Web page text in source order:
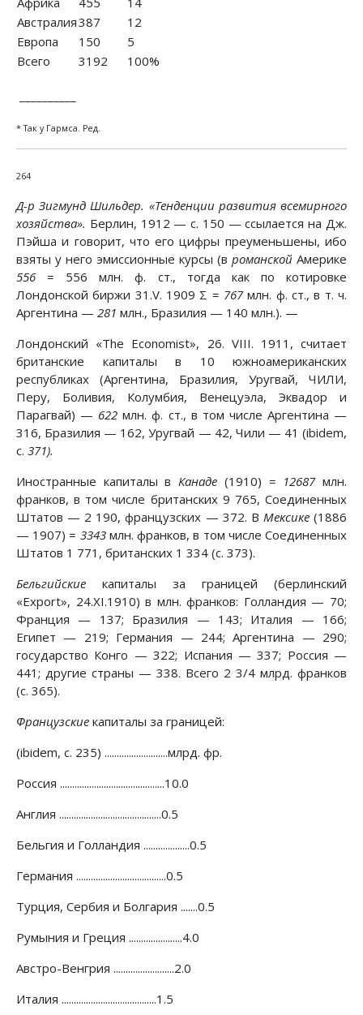
Австралия387
12
Европа
150
5
Всего
3192 100%
* Так у Гармса. Ред.
264
Д-р Зигмунд Шильдер. «Тенденции развития всемирного
хозяйства». Берлин, 1912 — с. 150 — ссылается на Дж.
Пэйша и говорит, что его цифры преуменьшены, ибо
взяты у него эмиссионные курсы (в романской Америке
556 = 556 млн. ф. ст., тогда как по котировке
Лондонской биржи 31.V. 1909 Σ = 767млн. ф. ст., в т. ч.
Аргентина — 281 млн., Бразилия — 140 млн.). —
Лондонский «The Economist», 26. VIII. 1911, считает
британские капиталы в 10 южноамериканских
республиках (Аргентина, Бразилия, Уругвай, ЧИЛИ,
Перу, Боливия, Колумбия, Венецуэла, Эквадор и
Парагвай) — 622 млн. ф. ст., в том числе Аргентина —
316, Бразилия — 162, Уругвай — 42, Чили — 41 (ibidem,
с. 371).
Иностранные капиталы в Канаде (1910) = 12687млн.
франков, в том числе британских 9 765, Соединенных
Штатов — 2 190, французских — 372. В Мексике(1886
— 1907) = 3343млн. франков, в том числе Соединенных
Штатов 1 771, британских 1 334 (с. 373).
Бельгийские капиталы за границей (берлинский
«Export», 24.XI.1910) в млн. франков: Голландия — 70;
Франция — 137; Бразилия — 143; Италия — 166;
Египет — 219; Германия — 244; Аргентина — 290;
государство Конго — 322; Испания — 337; Россия —
441; другие страны — 338. Всего 2 3/4 млрд. франков
(с. 365).
Французские капиталы за границей:
(ibidem, с. 235) ..........................млрд. фр.
Россия ...........................................10.0
Англия ..........................................0.5
Бельгия и Голландия ...................0.5
Германия .....................................0.5
Турция, Сербия и Болгария .......0.5
Румыния и Греция ......................4.0
Австро-Венгрия .........................2.0
Италия .......................................1.5